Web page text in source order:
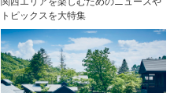
トピックスを大特集